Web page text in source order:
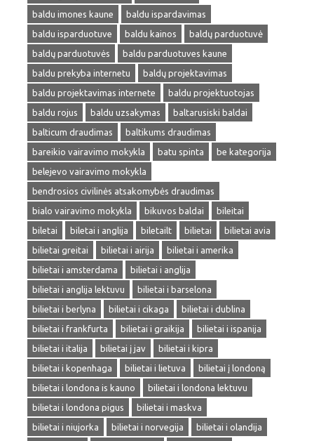
baldu imones kaune
baldu ispardavimas
baldu isparduotuve
baldu kainos
baldų parduotuvė
baldų parduotuvės
baldu parduotuves kaune
baldu prekyba internetu
baldų projektavimas
baldu projektavimas internete
baldu projektuotojas
baldu rojus
baldu uzsakymas
baltarusiski baldai
balticum draudimas
baltikums draudimas
bareikio vairavimo mokykla
batu spinta
be kategorija
belejevo vairavimo mokykla
bendrosios civilinės atsakomybės draudimas
bialo vairavimo mokykla
bikuvos baldai
bileitai
biletai
biletai i anglija biletailt bilietai
bilietai avia
bilietai greitai
bilietai i airija
bilietai i amerika
bilietai i amsterdama
bilietai i anglija
bilietai i anglija lektuvu
bilietai i barselona
bilietai i berlyna
bilietai i cikaga
bilietai i dublina
bilietai i frankfurta
bilietai i graikija
bilietai i ispanija
bilietai i italija
bilietai į jav
bilietai i kipra
bilietai i kopenhaga
bilietai i lietuva
bilietai į londoną
bilietai i londona is kauno
bilietai i londona lektuvu
bilietai i londona pigus
bilietai i maskva
bilietai i niujorka
bilietai i norvegija
bilietai i olandija